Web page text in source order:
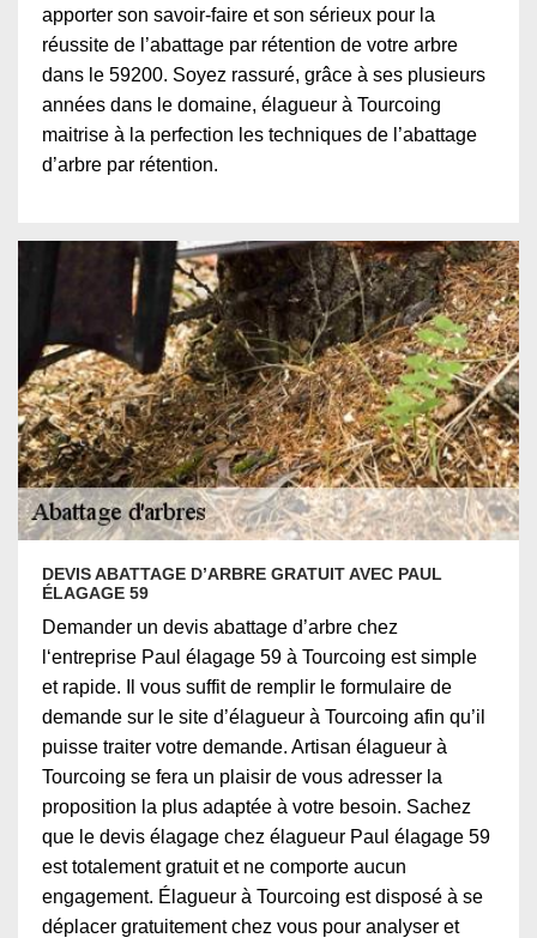
apporter son savoir-faire et son sérieux pour la
réussite de l’abattage par rétention de votre arbre
dans le 59200. Soyez rassuré, grâce à ses plusieurs
années dans le domaine, élagueur à Tourcoing
maitrise à la perfection les techniques de l’abattage
d’arbre par rétention.
DEVIS ABATTAGE D’ARBRE GRATUIT AVEC PAUL
ÉLAGAGE 59
Demander un devis abattage d’arbre chez
l‘entreprise Paul élagage 59 à Tourcoing est simple
et rapide. Il vous suffit de remplir le formulaire de
demande sur le site d’élagueur à Tourcoing afin qu’il
puisse traiter votre demande. Artisan élagueur à
Tourcoing se fera un plaisir de vous adresser la
proposition la plus adaptée à votre besoin. Sachez
que le devis élagage chez élagueur Paul élagage 59
est totalement gratuit et ne comporte aucun
engagement. Élagueur à Tourcoing est disposé à se
déplacer gratuitement chez vous pour analyser et